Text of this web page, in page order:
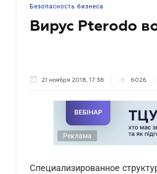
Безопасность бизнеса
Вирус Pterodo
21 ноября 2018, 17:38 6026
Реклама
Специализированное